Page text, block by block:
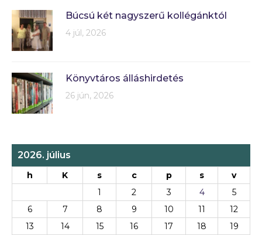
Búcsú két nagyszerű kollégánktól
4 júl, 2026
Könyvtáros álláshirdetés
26 jún, 2026
2026. július
h K s c p s
v
1
2 3 4
5
6
7 8 9 10 11
12
13
14 15 16 17 18
19